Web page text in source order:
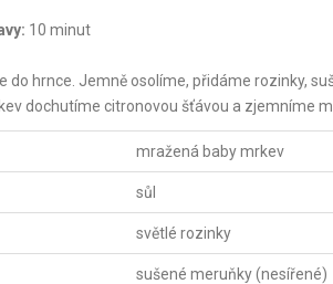
10 minut
do hrnce. Jemně osolíme, přidáme rozinky,
dochutíme citronovou šťávou a zjemníme
mražená baby mrkev
sůl
světlé rozinky
sušené meruňky (nesířené)